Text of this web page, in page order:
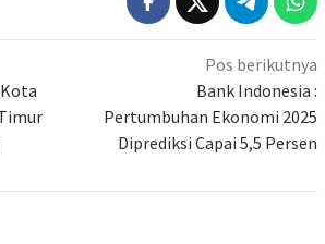
Pos berikutnya
Bank Indonesia :
Pertumbuhan Ekonomi 2025
Diprediksi Capai 5,5 Persen